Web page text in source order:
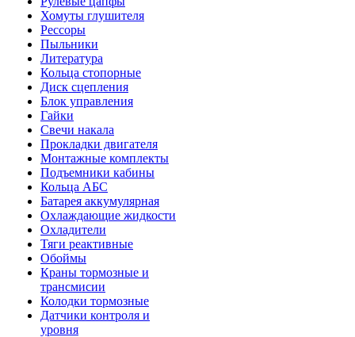
Хомуты глушителя
Рессоры
Пыльники
Литература
Кольца стопорные
Диск сцепления
Блок управления
Гайки
Свечи накала
Прокладки двигателя
Монтажные комплекты
Подъемники кабины
Кольца АБС
Батарея аккумулярная
Охлаждающие жидкости
Охладители
Тяги реактивные
Обоймы
Краны тормозные и
трансмисии
Колодки тормозные
Датчики контроля и
уровня